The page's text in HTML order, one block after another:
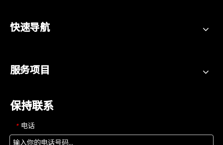
快速导航
服务项目
保持联系
* 电话